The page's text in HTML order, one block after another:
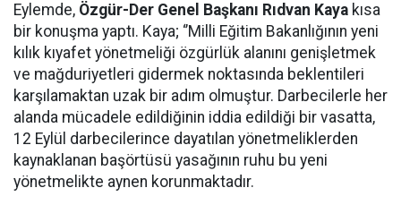
Eylemde, Özgür-Der Genel Başkanı Rıdvan Kaya kısa
bir konuşma yaptı. Kaya; ‘’Milli Eğitim Bakanlığının yeni
kılık kıyafet yönetmeliği özgürlük alanını genişletmek
ve mağduriyetleri gidermek noktasında beklentileri
karşılamaktan uzak bir adım olmuştur. Darbecilerle her
alanda mücadele edildiğinin iddia edildiği bir vasatta,
12 Eylül darbecilerince dayatılan yönetmeliklerden
kaynaklanan başörtüsü yasağının ruhu bu yeni
yönetmelikte aynen korunmaktadır.